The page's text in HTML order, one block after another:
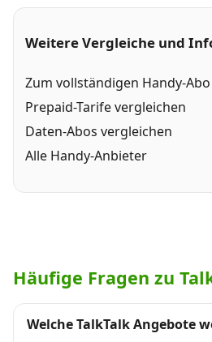
Weitere Vergleiche und
Zum vollständigen Handy-
Prepaid-Tarife vergleichen
Daten-Abos vergleichen
Alle Handy-Anbieter
Häufige Fragen zu
Welche TalkTalk Angebote